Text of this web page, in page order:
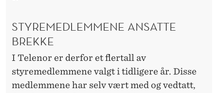
STYREMEDLEMMENE ANSATTE
BREKKE
I Telenor er derfor et flertall av
styremedlemmene valgt i tidligere år. Disse
medlemmene har selv vært med og vedtatt,